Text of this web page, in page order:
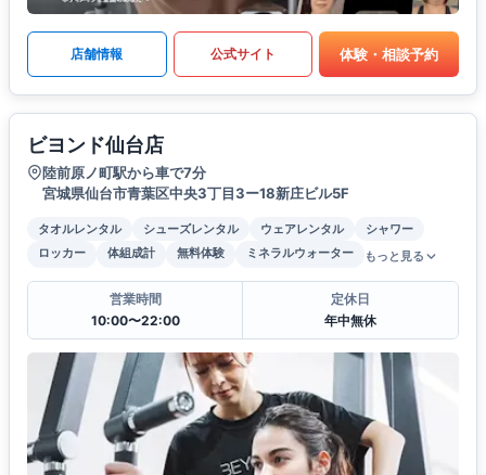
店舗情報 公式サイト 体験・相談予約
ビヨンド仙台店
陸前原ノ町駅から車で7分
宮城県仙台市青葉区中央3丁目3ー18新庄ビル5F
タオルレンタル シューズレンタル ウェアレンタル
シャワー
ロッカー
体組成計 無料体験 ミネラルウォーター もっと見る
営業時間
10:00〜22:00
定休日
年中無休